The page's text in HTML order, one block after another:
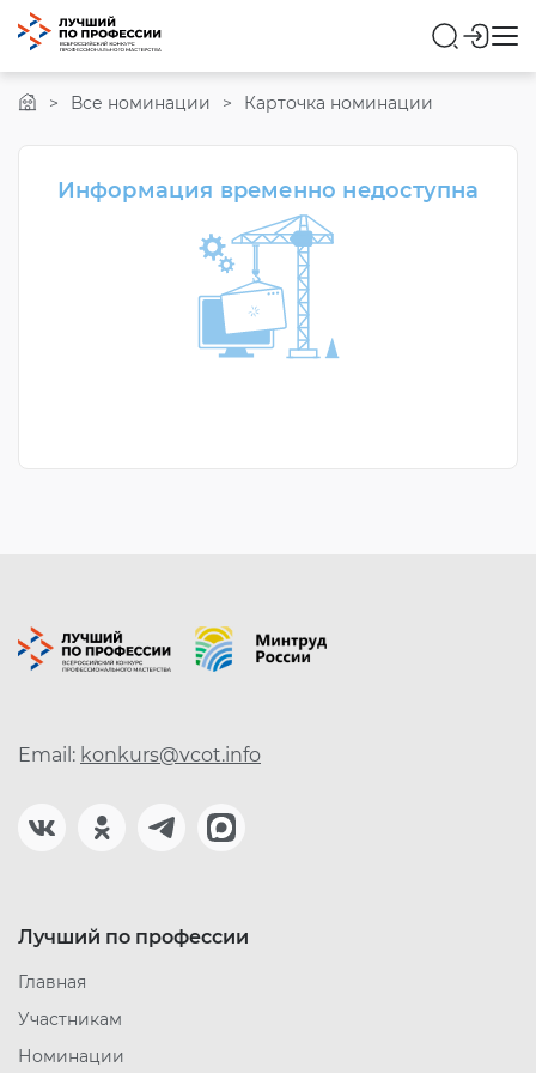
Портал Работа в России
Все номинации Карточка номинации
Информация временно недоступна
Email: konkurs@vcot.info
Лучший по профессии
Главная
Участникам
Номинации